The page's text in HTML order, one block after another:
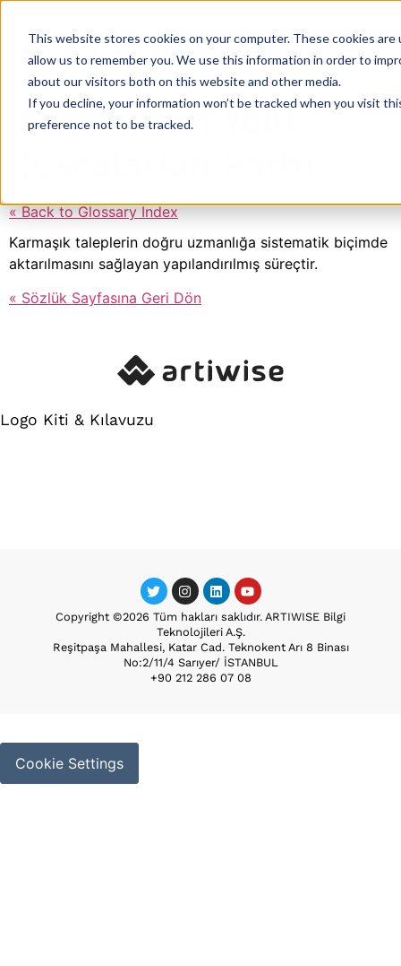
This website stores cookies on your computer. These cookies
allow us to remember you. We use this information in order to
about our visitors both on this website and other media.
If you decline, your information won’t be tracked when you visit
preference not to be tracked.
Eskalasyon Yolu
« Back to Glossary Index
Karmaşık taleplerin doğru uzmanlığa sistematik biçimde
aktarılmasını sağlayan yapılandırılmış süreçtir.
« Sözlük Sayfasına Geri Dön
Logo Kiti & Kılavuzu
Copyright ©2026 Tüm hakları saklıdır. ARTIWISE Bilgi
Teknolojileri A.Ş.
Reşitpaşa Mahallesi, Katar Cad. Teknokent Arı 8 Binası
No:2/11/4 Sarıyer/ İSTANBUL
+90 212 286 07 08
Cookie Settings